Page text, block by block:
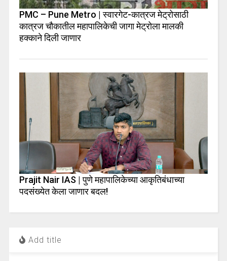
PMC – Pune Metro | स्वारगेट-कात्रज मेट्रोसाठी
कात्रज चौकातील महापालिकेची जागा मेट्रोला मालकी
हक्काने दिली जाणार
Prajit Nair IAS | पुणे महापालिकेच्या आकृतिबंधाच्या
पदसंख्येत केला जाणार बदल!
Add title